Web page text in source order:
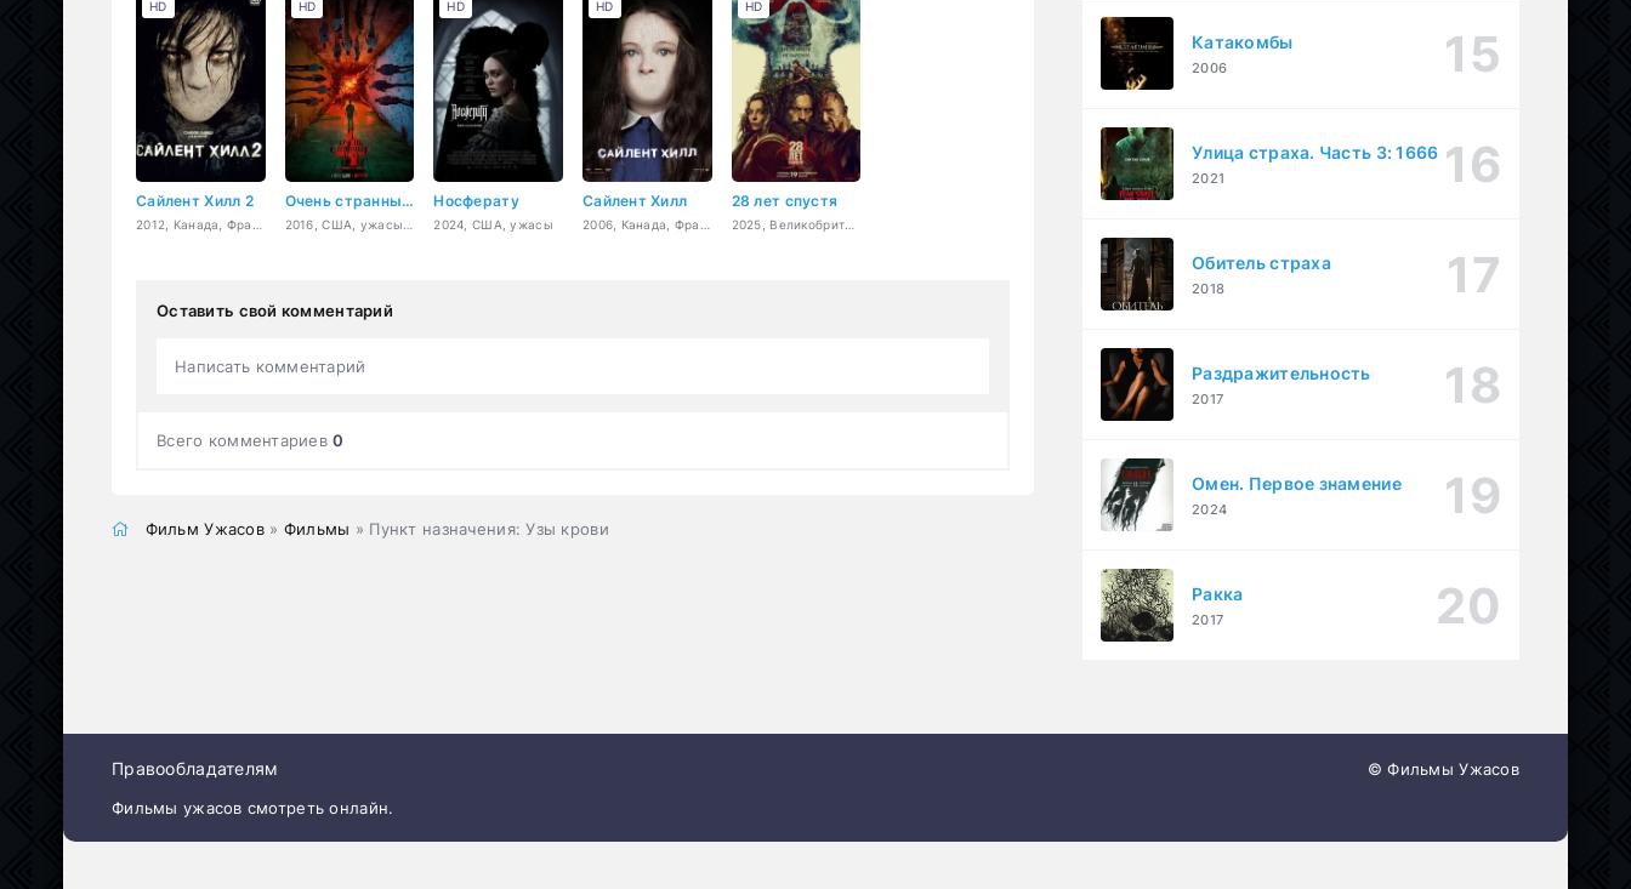
Сайлент Хилл 2
HD
Очень странные дела
HD
Носферату
2024, США, ужасы
HD
Сайлент Хилл
HD
28 лет спустя
HD
Оставить свой комментарий
Написать комментарий
Всего комментариев0
Фильм Ужасов» Фильмы » Пункт назначения: Узы крови
Катакомбы
2006
Улица страха. Часть 3: 1666
2021
Обитель страха
2018
Раздражительность
2017
Омен. Первое знамение
2024
Ракка
2017
Правообладателям © Фильмы Ужасов
Фильмы ужасов смотреть онлайн.